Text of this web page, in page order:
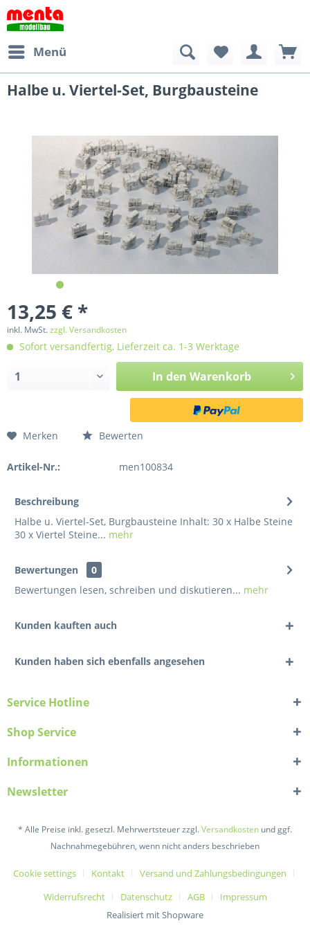
Menü
Halbe u. Viertel-Set, Burgbausteine
13,25 € *
inkl. MwSt.zzgl. Versandkosten
Sofort versandfertig, Lieferzeit ca. 1-3 Werktage
In den Warenkorb
Merken Bewerten
Artikel-Nr.: men100834
Beschreibung
Halbe u. Viertel-Set, Burgbausteine Inhalt: 30 x Halbe Steine
30 x Viertel Steine... mehr
Bewertungen
0
Bewertungen lesen, schreiben und diskutieren... mehr
Kunden kauften auch
Kunden haben sich ebenfalls angesehen
Service Hotline
Shop Service
Informationen
Newsletter
* Alle Preise inkl. gesetzl. Mehrwertsteuer zzgl.Versandkosten und ggf.
Nachnahmegebühren, wenn nicht anders beschrieben
Cookie settings Kontakt
Versand und Zahlungsbedingungen
Widerrufsrecht
Datenschutz AGB
Impressum
Realisiert mit Shopware